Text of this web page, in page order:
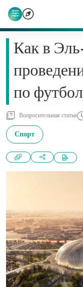
Как в
по
Вопросительная статья
Спорт